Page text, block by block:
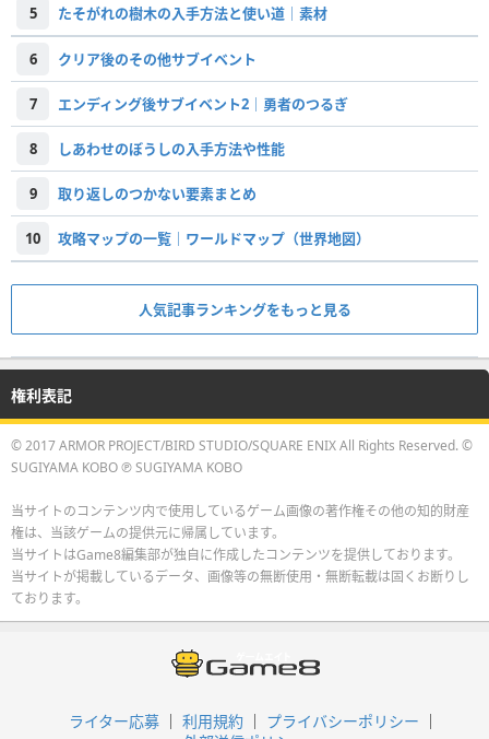
5 たそがれの樹木の入手方法と使い道｜素材
6 クリア後のその他サブイベント
7 エンディング後サブイベント2｜勇者のつるぎ
8 しあわせのぼうしの入手方法や性能
9 取り返しのつかない要素まとめ
10 攻略マップの一覧｜ワールドマップ（世界地図）
人気記事ランキングをもっと見る
権利表記
© 2017 ARMOR PROJECT/BIRD STUDIO/SQUARE ENIX All Rights Reserved. ©
SUGIYAMA KOBO ℗ SUGIYAMA KOBO
当サイトのコンテンツ内で使用しているゲーム画像の著作権その他の知的財産
権は、当該ゲームの提供元に帰属しています。
当サイトはGame8編集部が独自に作成したコンテンツを提供しております。
当サイトが掲載しているデータ、画像等の無断使用・無断転載は固くお断りし
ております。
ライター応募 利用規約
プライバシーポリシー